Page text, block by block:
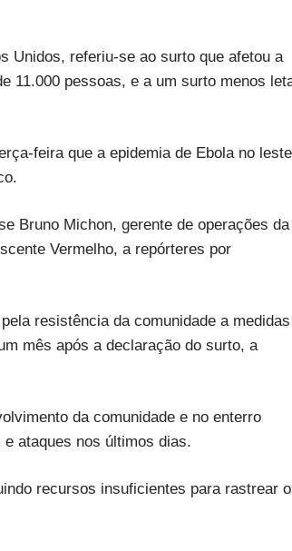
Unidos, referiu-se ao surto que afetou a
11.000 pessoas, e a um surto menos
feira que a epidemia de Ebola no leste
Bruno Michon, gerente de operações da
Vermelho, a repórteres por
resistência da comunidade a medidas
mês após a declaração do surto, a
da comunidade e no enterro
ataques nos últimos dias.
recursos insuficientes para rastrear